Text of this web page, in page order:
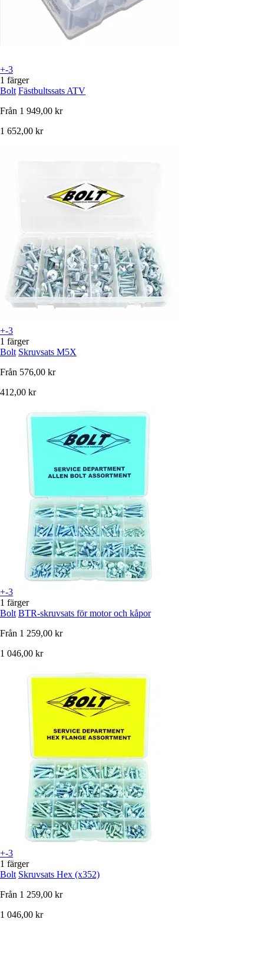
+-3
1 färger
Bolt Fästbultssats ATV
Från 1 949,00 kr
1 652,00 kr
+-3
1 färger
Bolt Skruvsats M5X
Från 576,00 kr
412,00 kr
+-3
1 färger
Bolt BTR-skruvsats för motor och kåpor
Från 1 259,00 kr
1 046,00 kr
+-3
1 färger
Bolt Skruvsats Hex (x352)
Från 1 259,00 kr
1 046,00 kr